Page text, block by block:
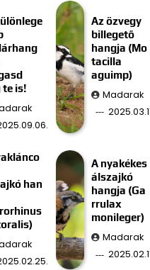
te is!
Az özvegy
billegető
hangja (Mo
tacilla
aguimp)
Madarak
han
A nyakékes
álszajkó
hangja (Ga
rrulax
monileger)
Madarak